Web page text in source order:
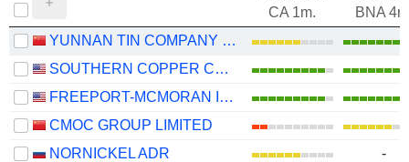
CA 1m.
BNA
YUNNAN TIN COMPANY LIMITED
SOUTHERN COPPER CORPORATION
FREEPORT-MCMORAN INC.
CMOC GROUP LIMITED
NORNICKEL ADR
-